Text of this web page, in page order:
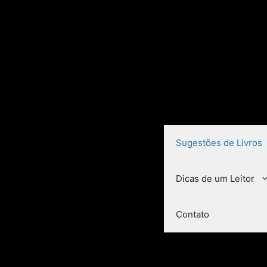
Sugestões de Livros
Dicas de um Leitor
Contato